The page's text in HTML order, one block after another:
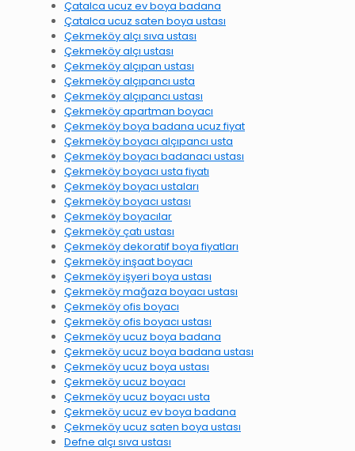
Çatalca ucuz ev boya badana
Çatalca ucuz saten boya ustası
Çekmeköy alçı sıva ustası
Çekmeköy alçı ustası
Çekmeköy alçıpan ustası
Çekmeköy alçıpancı usta
Çekmeköy alçıpancı ustası
Çekmeköy apartman boyacı
Çekmeköy boya badana ucuz fiyat
Çekmeköy boyacı alçıpancı usta
Çekmeköy boyacı badanacı ustası
Çekmeköy boyacı usta fiyatı
Çekmeköy boyacı ustaları
Çekmeköy boyacı ustası
Çekmeköy boyacılar
Çekmeköy çatı ustası
Çekmeköy dekoratif boya fiyatları
Çekmeköy inşaat boyacı
Çekmeköy işyeri boya ustası
Çekmeköy mağaza boyacı ustası
Çekmeköy ofis boyacı
Çekmeköy ofis boyacı ustası
Çekmeköy ucuz boya badana
Çekmeköy ucuz boya badana ustası
Çekmeköy ucuz boya ustası
Çekmeköy ucuz boyacı
Çekmeköy ucuz boyacı usta
Çekmeköy ucuz ev boya badana
Çekmeköy ucuz saten boya ustası
Defne alçı sıva ustası